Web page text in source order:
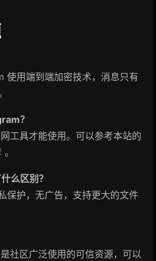
使用端到端加密技术，消息只有
？
工具才能使用。可以参考本站的
。
么区别？
保护，无广告，支持更大的文件
社区广泛使用的可信资源，可以